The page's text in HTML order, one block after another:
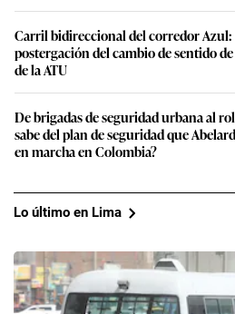
Carril bidireccional del corredor Azul:
postergación del cambio de sentido
de la ATU
De brigadas de seguridad urbana al
sabe del plan de seguridad que
en marcha en Colombia?
Lo último en Lima